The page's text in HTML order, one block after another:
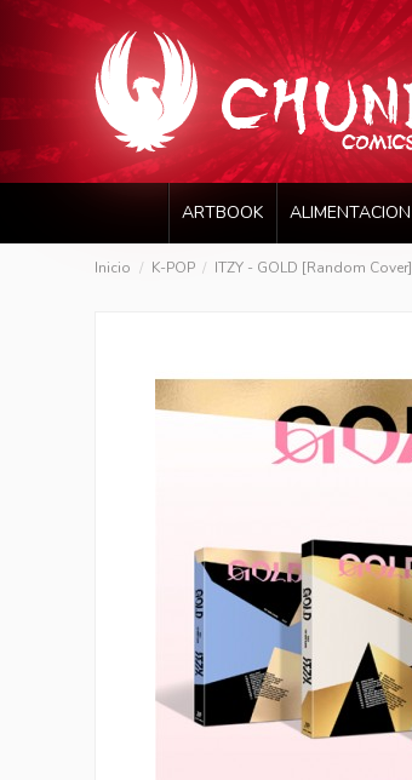
ARTBOOK ALIMENTACION
Inicio K-POP ITZY - GOLD [Random Cover]